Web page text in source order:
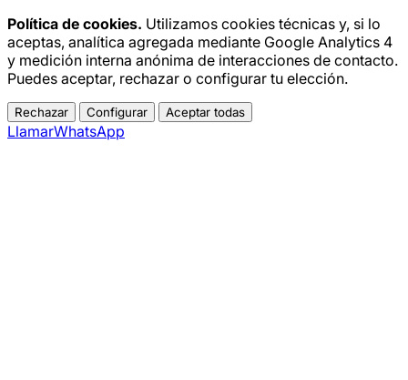
Política de cookies. Utilizamos cookies técnicas y, si lo
aceptas, analítica agregada mediante Google Analytics 4
y medición interna anónima de interacciones de contacto.
Puedes aceptar, rechazar o configurar tu elección.
Rechazar Configurar Aceptar todas
LlamarWhatsApp